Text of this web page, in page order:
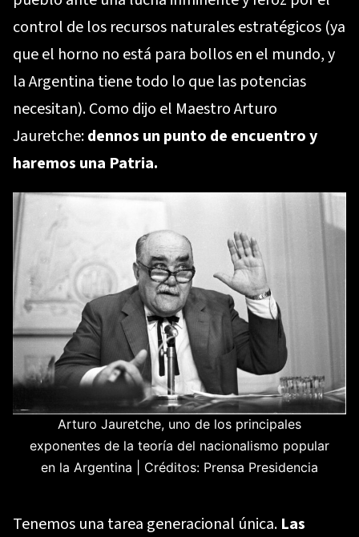
control de los recursos naturales estratégicos (ya
que el horno no está para bollos en el mundo, y
la Argentina tiene todo lo que las potencias
necesitan). Como dijo el Maestro Arturo
Jauretche:dennos un punto de encuentro y
haremos una Patria.
Arturo Jauretche, uno de los principales
exponentes de la teoría del nacionalismo popular
en la Argentina | Créditos: Prensa Presidencia
Tenemos una tarea generacional única. Las